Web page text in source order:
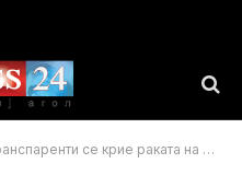
на ДУИ која ги манипулира младите за лични интереси